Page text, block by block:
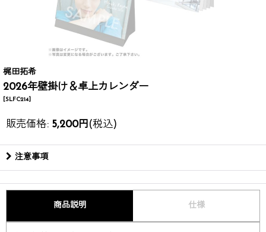
梶田拓希
2026年壁掛け＆卓上カレンダー
[SLFC214]
販売価格: 5,200円 (税込)
注意事項
商品説明 仕様